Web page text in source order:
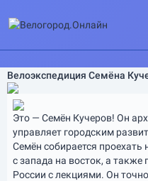
Велоэкспедиция Семёна
Это — Семён Кучеров! Он
управляет городским
Семён собирается проехать
с запада на восток, а также
России с лекциями. Он